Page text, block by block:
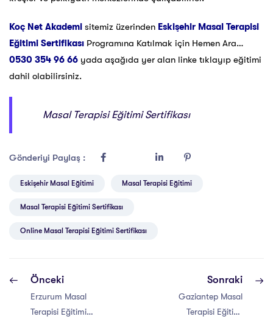
Koç Net Akademi sitemiz üzerinden Eskişehir Masal Terapisi
Eğitimi Sertifikası Programına Katılmak için Hemen Ara…
0530 354 96 66 yada aşağıda yer alan linke tıklayıp eğitimi
dahil olabilirsiniz.
Masal Terapisi Eğitimi Sertifikası
Gönderiyi Paylaş :
Eskişehir Masal Eğitimi Masal Terapisi Eğitimi
Masal Terapisi Eğitimi Sertifikası
Online Masal Terapisi Eğitimi Sertifikası
Önceki
Erzurum Masal
Terapisi Eğitimi
Sonraki
Gaziantep Masal
Terapisi Eğitimi